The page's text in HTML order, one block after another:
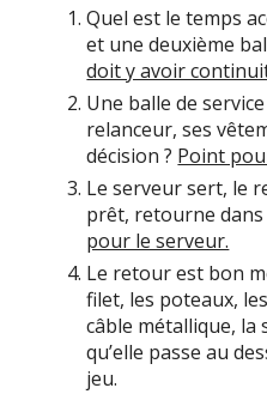
Quel est le temps
et une deuxième
doit y avoir
Une balle de
relanceur, ses
décision ? Point
Le serveur sert, le
prêt, retourne dans
pour le serveur.
Le retour est bon
filet, les poteaux,
câble métallique, la
qu’elle passe au
jeu.